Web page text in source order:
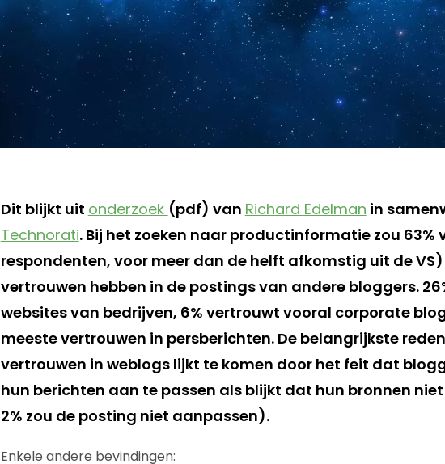
Dit blijkt uit onderzoek (pdf) van Richard Edelman in
Technorati. Bij het zoeken naar productinformatie zou 63%
respondenten, voor meer dan de helft afkomstig uit de
vertrouwen hebben in de postings van andere bloggers.
websites van bedrijven, 6% vertrouwt vooral corporate
meeste vertrouwen in persberichten. De belangrijkste
vertrouwen in weblogs lijkt te komen door het feit dat
hun berichten aan te passen als blijkt dat hun bronnen
2% zou de posting niet aanpassen).
Enkele andere bevindingen: